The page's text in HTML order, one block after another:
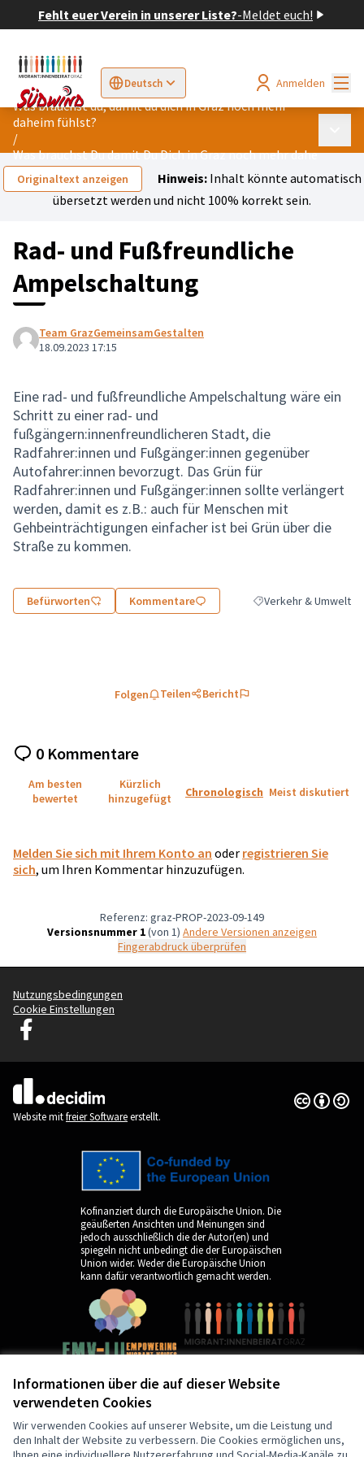
Informationen über die auf dieser Website
verwendeten Cookies
Wir verwenden Cookies auf unserer Website, um die Leistung und
den Inhalt der Website zu verbessern. Die Cookies ermöglichen uns,
Fehlt euer Verein in unserer Liste?-Meldet euch!
Deutsch
Sprache wählen Choose languageElegir el idioma
Anmelden
Was brauchst du, damit du dich in Graz noch mehr
daheim fühlst?
/
Was brauchst Du damit Du Dich in Graz noch mehr daheim
Originaltext anzeigen Hinweis:Inhalt könnte automatisch
übersetzt werden und nicht 100% korrekt sein.
Rad- und Fußfreundliche
Ampelschaltung
Team GrazGemeinsamGestalten
18.09.2023 17:15
Eine rad- und fußfreundliche Ampelschaltung wäre ein
Schritt zu einer rad- und
fußgängern:innenfreundlicheren Stadt, die
Radfahrer:innen und Fußgänger:innen gegenüber
Autofahrer:innen bevorzugt. Das Grün für
Radfahrer:innen und Fußgänger:innen sollte verlängert
werden, damit es z.B.: auch für Menschen mit
Gehbeinträchtigungen einfacher ist bei Grün über die
Straße zu kommen.
Befürworten Kommentare Ergebnisse nach
Verkehr & Umwelt
Folgen Teilen Bericht
0 Kommentare
Am besten
bewertet
Kürzlich
hinzugefügt
Chronologisch Meist diskutiert
Melden Sie sich mit Ihrem Konto an oder registrieren Sie
sich, um Ihren Kommentar hinzuzufügen.
Referenz: graz-PROP-2023-09-149
Versionsnummer 1(von 1)
Andere Versionen anzeigen
Fingerabdruck überprüfen
Nutzungsbedingungen
Cookie Einstellungen
Graz Gemeinsam Gestalten auf Facebook
(Externer Link)
Website mitfreier Softwareerstellt.
Creative
(Externer
Kofinanziert durch die Europäische Union. Die
geäußerten Ansichten und Meinungen sind
jedoch ausschließlich die der Autor(en) und
spiegeln nicht unbedingt die der Europäischen
Union wider. Weder die Europäische Union
kann dafür verantwortlich gemacht werden.
by